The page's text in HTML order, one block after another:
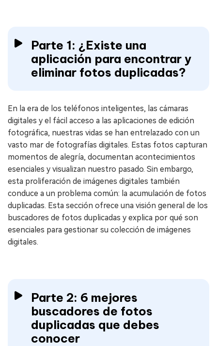
Parte 1: ¿Existe una
aplicación para encontrar y
eliminar fotos duplicadas?
En la era de los teléfonos inteligentes, las cámaras
digitales y el fácil acceso a las aplicaciones de edición
fotográfica, nuestras vidas se han entrelazado con un
vasto mar de fotografías digitales. Estas fotos capturan
momentos de alegría, documentan acontecimientos
esenciales y visualizan nuestro pasado. Sin embargo,
esta proliferación de imágenes digitales también
conduce a un problema común: la acumulación de fotos
duplicadas. Esta sección ofrece una visión general de los
buscadores de fotos duplicadas y explica por qué son
esenciales para gestionar su colección de imágenes
digitales.
Parte 2: 6 mejores
buscadores de fotos
duplicadas que debes
conocer